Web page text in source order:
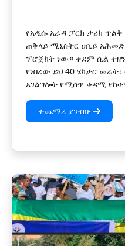
የአዲሱ አራዳ ፓርክ ታሪክ
ጠቅላይ ሚኒስትር ዐቢይ
ፕሮጀክት ነው። ቀደም ሲል
የነበረው ይህ 40 ሄክታር
አገልግሎት የሚሰጥ ቀዳሚ
ተጨማሪ ያንብቡ